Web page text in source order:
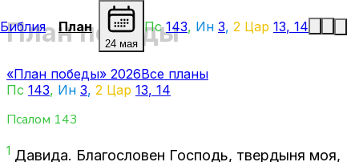
План победы
Библия План
24 мая
Пс 143, Ин 3, 2 Цар 13, 14
«План победы» 2026Все планы
Пс 143, Ин 3, 2 Цар 13, 14
Псалом 143
1 Да­ви­да. Бла­го­сло­вен Гос­подь, твер­ды­ня моя,